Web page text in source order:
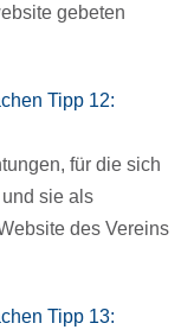
gebeten
Tipp 12:
für die sich
sie als
des Vereins
Tipp 13: